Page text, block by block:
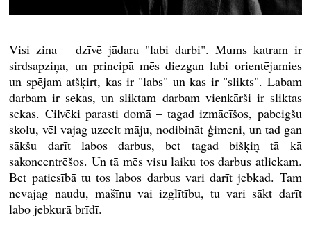
Visi zina – dzīvē jādara "labi darbi". Mums katram ir
sirdsapziņa, un principā mēs diezgan labi orientējamies
un spējam atšķirt, kas ir "labs" un kas ir "slikts". Labam
darbam ir sekas, un sliktam darbam vienkārši ir sliktas
sekas. Cilvēki parasti domā – tagad izmācīšos, pabeigšu
skolu, vēl vajag uzcelt māju, nodibināt ģimeni, un tad gan
sākšu darīt labos darbus, bet tagad bišķiņ tā kā
sakoncentrēšos. Un tā mēs visu laiku tos darbus atliekam.
Bet patiesībā tu tos labos darbus vari darīt jebkad. Tam
nevajag naudu, mašīnu vai izglītību, tu vari sākt darīt
labo jebkurā brīdī.